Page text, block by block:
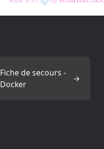
Fiche de secours -
Docker
→